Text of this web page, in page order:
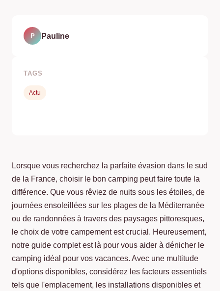
Lorsque vous recherchez la parfaite évasion dans le sud
de la France, choisir le bon camping peut faire toute la
différence. Que vous rêviez de nuits sous les étoiles, de
journées ensoleillées sur les plages de la Méditerranée
ou de randonnées à travers des paysages pittoresques,
le choix de votre campement est crucial. Heureusement,
notre guide complet est là pour vous aider à dénicher le
camping idéal pour vos vacances. Avec une multitude
d'options disponibles, considérez les facteurs essentiels
tels que l'emplacement, les installations disponibles et
P Pauline
TAGS
Actu